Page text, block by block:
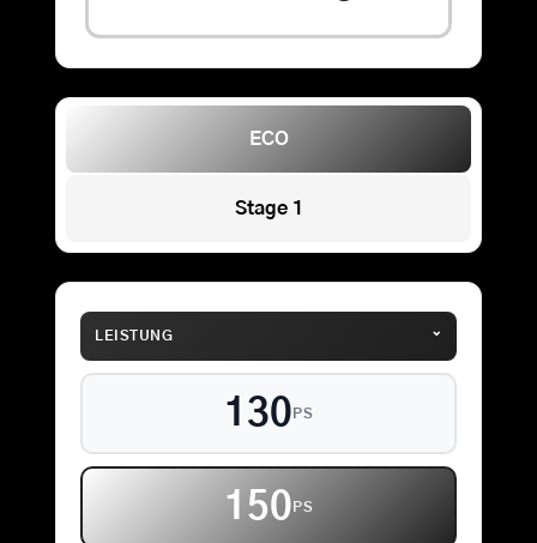
ECO
Stage 1
LEISTUNG ⌄
130 PS
150 PS